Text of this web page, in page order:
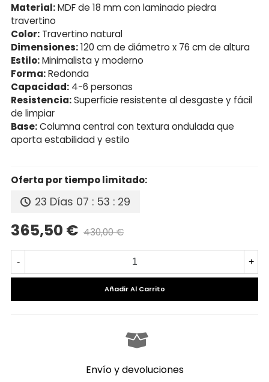
Material:MDF de 18 mm con laminado piedra
travertino
Color: Travertino natural
Dimensiones:120 cm de diámetro x 76 cm de altura
Estilo:Minimalista y moderno
Forma:Redonda
Capacidad: 4-6 personas
Resistencia:Superficie resistente al desgaste y fácil
de limpiar
Base:Columna central con textura ondulada que
aporta estabilidad y estilo
Oferta por tiempo limitado:
23 Días 07 : 53 : 29
365,50 € 430,00 €
- +
Añadir Al Carrito
Envío y devoluciones